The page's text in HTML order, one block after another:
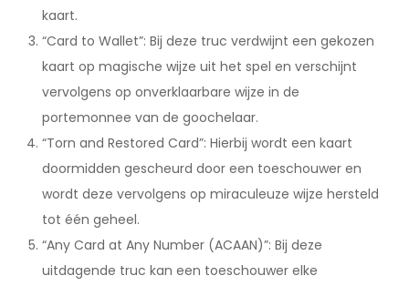
kaart.
“Card to Wallet”: Bij deze truc verdwijnt een gekozen
kaart op magische wijze uit het spel en verschijnt
vervolgens op onverklaarbare wijze in de
portemonnee van de goochelaar.
“Torn and Restored Card”: Hierbij wordt een kaart
doormidden gescheurd door een toeschouwer en
wordt deze vervolgens op miraculeuze wijze hersteld
tot één geheel.
“Any Card at Any Number (ACAAN)”: Bij deze
uitdagende truc kan een toeschouwer elke